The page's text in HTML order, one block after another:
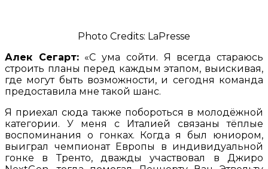
Photo Credits: LaPresse
Алек Сегарт:«С ума сойти. Я всегда стараюсь
строить планы перед каждым этапом, выискивая,
где могут быть возможности, и сегодня команда
предоставила мне такой шанс.
Я приехал сюда также побороться в молодёжной
категории. У меня с Италией связаны тёплые
воспоминания о гонках. Когда я был юниором,
выиграл чемпионат Европы в индивидуальной
гонке в Тренто, дважды участвовал в Джиро